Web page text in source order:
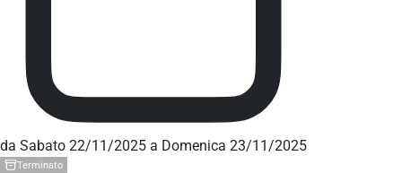
da Sabato 22/11/2025 a Domenica 23/11/2025
Terminato